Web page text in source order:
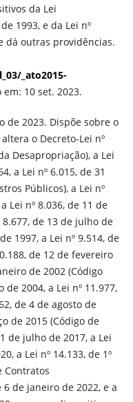
da Lei
1993, e da Lei nº
dá outras providências.
_ato2015-
em: 10 set. 2023.
de 2023. Dispõe sobre o
o Decreto-Lei nº
Desapropriação), a Lei
a Lei nº 6.015, de 31
Públicos), a Lei nº
Lei nº 8.036, de 11 de
8.677, de 13 de julho de
1997, a Lei nº 9.514, de
de 12 de fevereiro
de 2002 (Código
de 2004, a Lei nº 11.977,
de 4 de agosto de
de 2015 (Código de
de julho de 2017, a Lei
a Lei nº 14.133, de 1º
Contratos
6 de janeiro de 2022, e a